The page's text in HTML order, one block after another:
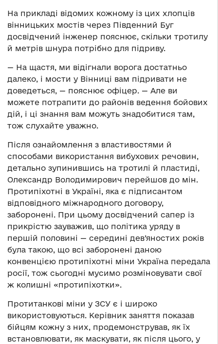
На прикладі відомих кожному із цих хлопців
вінницьких мостів через Південний Буг
досвідчений інженер пояснює, скільки тротилу
й метрів шнура потрібно для підриву.
— На щастя, ми відігнали ворога достатньо
далеко, і мости у Вінниці вам підривати не
доведеться, — пояснює офіцер. — Але ви
можете потрапити до районів ведення бойових
дій, і ці знання вам можуть знадобитися там,
тож слухайте уважно.
Після ознайомлення з властивостями й
способами використання вибухових речовин,
детально зупинившись на тротилі й пластиді,
Олександр Володимирович перейшов до мін.
Протипіхотні в Україні, яка є підписантом
відповідного міжнародного договору,
заборонені. При цьому досвідчений сапер із
прикрістю зауважив, що політика уряду в
першій половині — середині дев’яностих років
була такою, що всі заборонені даною
конвенцією протипіхотні міни Україна передала
росії, тож сьогодні мусимо розміновувати свої
ж колишні «протипіхотки».
Протитанкові міни у ЗСУ є і широко
використовуються. Керівник заняття показав
бійцям кожну з них, продемонстрував, як їх
встановлювати, як маскувати, як після цього, у